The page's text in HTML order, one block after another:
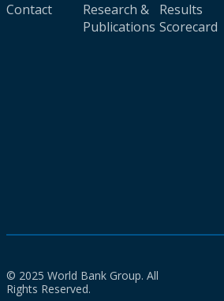
Contact
Research &
Publications
Results
Scorecard
© 2025 World Bank Group. All
Rights Reserved.